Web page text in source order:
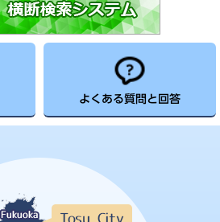
よくある質問と回答